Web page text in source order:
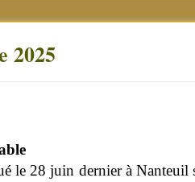
2025
le 28 juin dernier à